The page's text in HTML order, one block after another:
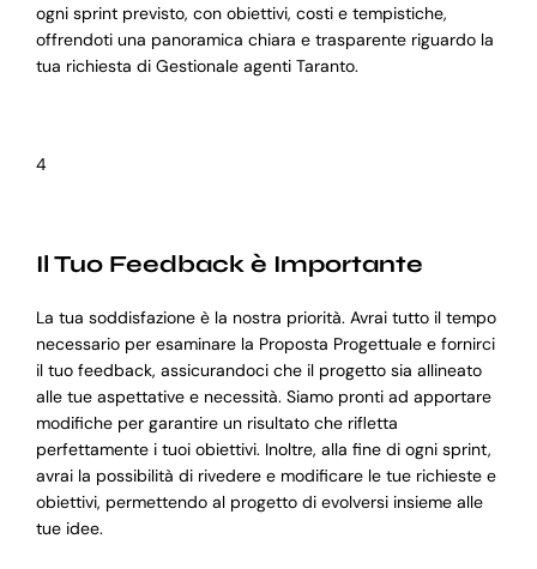
ogni sprint previsto, con obiettivi, costi e tempistiche,
offrendoti una panoramica chiara e trasparente riguardo la
tua richiesta di Gestionale agenti Taranto.
4
Il Tuo Feedback è Importante
La tua soddisfazione è la nostra priorità. Avrai tutto il tempo
necessario per esaminare la Proposta Progettuale e fornirci
il tuo feedback, assicurandoci che il progetto sia allineato
alle tue aspettative e necessità. Siamo pronti ad apportare
modifiche per garantire un risultato che rifletta
perfettamente i tuoi obiettivi. Inoltre, alla fine di ogni sprint,
avrai la possibilità di rivedere e modificare le tue richieste e
obiettivi, permettendo al progetto di evolversi insieme alle
tue idee.